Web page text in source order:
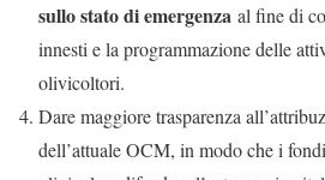
sullo stato di emergenza al fine di
innesti e la programmazione delle
olivicoltori.
Dare maggiore trasparenza
dell’attuale OCM, in modo che i